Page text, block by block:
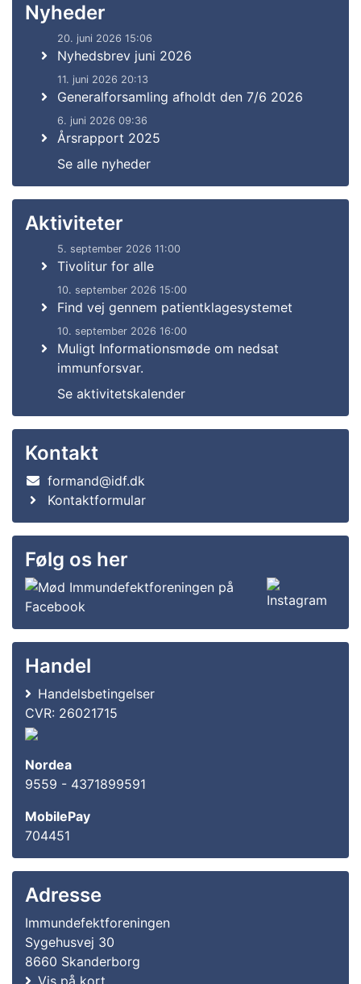
Nyheder
20. juni 2026 15:06
Nyhedsbrev juni 2026
11. juni 2026 20:13
Generalforsamling afholdt den 7/6 2026
6. juni 2026 09:36
Årsrapport 2025
Se alle nyheder
Aktiviteter
5. september 2026 11:00
Tivolitur for alle
10. september 2026 15:00
Find vej gennem patientklagesystemet
10. september 2026 16:00
Muligt Informationsmøde om nedsat
immunforsvar.
Se aktivitetskalender
Kontakt
formand@idf.dk
Kontaktformular
Følg os her
Handel
Handelsbetingelser
CVR: 26021715
Nordea
9559 - 4371899591
MobilePay
704451
Adresse
Immundefektforeningen
Sygehusvej 30
8660 Skanderborg
Vis på kort